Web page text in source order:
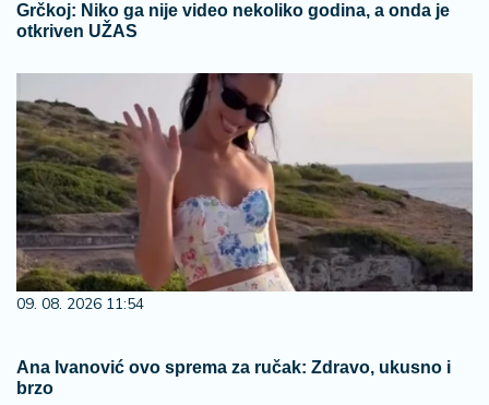
Grčkoj: Niko ga nije video nekoliko godina, a onda je
otkriven UŽAS
09. 08. 2026 11:54
Ana Ivanović ovo sprema za ručak: Zdravo, ukusno i
brzo